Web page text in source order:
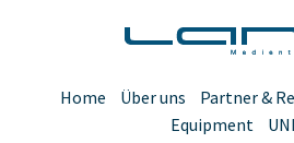
Home Über uns Partner &
Equipment